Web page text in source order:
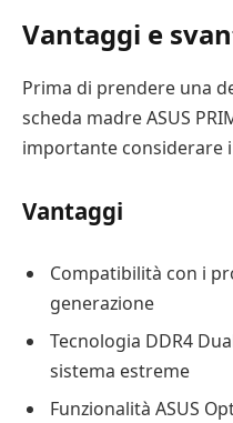
Vantaggi e
Prima di prendere una
scheda madre ASUS
importante considerare
Vantaggi
Compatibilità con i
generazione
Tecnologia DDR4
sistema estreme
Funzionalità ASUS